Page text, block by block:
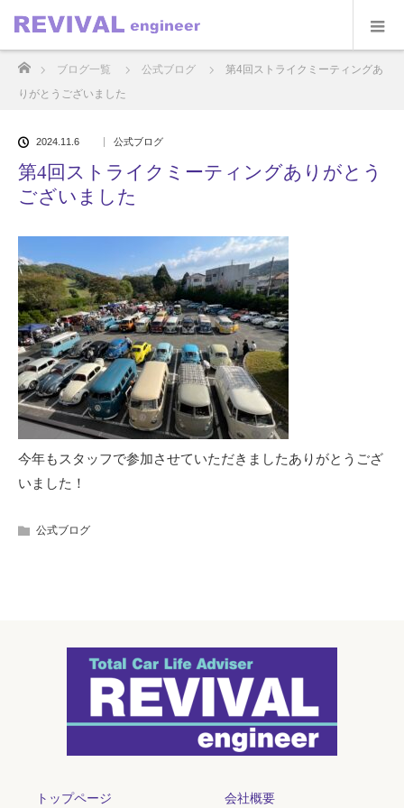
ブログ一覧 公式ブログ
第4回ストライクミーティングあ
りがとうございました
2024.11.6 公式ブログ
第4回ストライクミーティングありがとう
ございました
今年もスタッフで参加させていただきましたありがとうござ
いました！
公式ブログ
トップページ 会社概要